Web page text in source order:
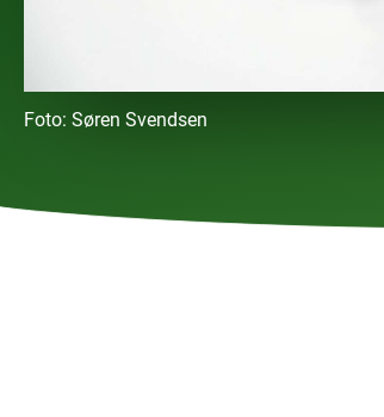
Foto: Søren Svendsen